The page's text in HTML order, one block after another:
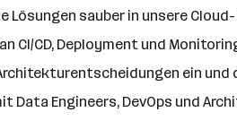
Lösungen sauber in unsere
CI/CD, Deployment und
ein und
Data Engineers, DevOps und